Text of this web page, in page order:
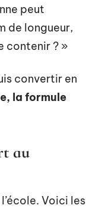
peut
de longueur,
contenir ? »
convertir en
la formule
au
Voici les